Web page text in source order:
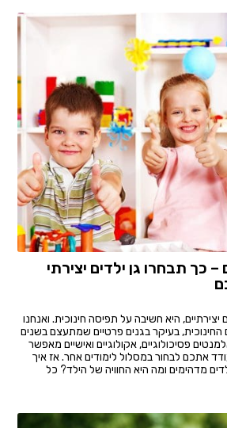
– כך תבחרו גן ילדים יצירתי
יצירתיים, היא חשיבה על תפיסה חינוכית. ואנחנו
החינוכית, בעיקר בגנים פרטיים שמתעצם בשנים
פסיכולוגיים, אקולוגיים ואישיים מאפשר
אתכם לבחור במסלול לימודים אחר. אז איך
מדהימים ומה היא החוויה של הילד? כל